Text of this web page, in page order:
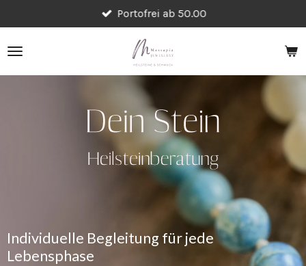
Hauptinhalt
springen
Portofrei ab 50.00
Individuelle Begleitung für jede
Lebensphase